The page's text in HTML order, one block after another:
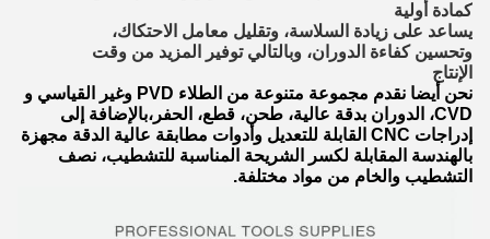
كمادة أولية
يساعد على زيادة السلاسة، وتقليل معامل الاحتكاك،
وتحسين كفاءة الدوران، وبالتالي توفير المزيد من وقت
الإنتاج
نحن أيضا نقدم مجموعة متنوعة من الطلاء PVD وغير القياسي و
CVD، الدوران بدقة عالية، طحن، قطع، الحفر،بالإضافة إلى
إدراجات CNC القابلة للتعديل وأدوات مطابقة عالية الدقة مجهزة
بالهندسة المقابلة لكسر الشريحة المناسبة للتشطيب، نصف
التشطيب والخام من مواد مختلفة.